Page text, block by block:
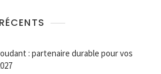
: partenaire durable pour vos